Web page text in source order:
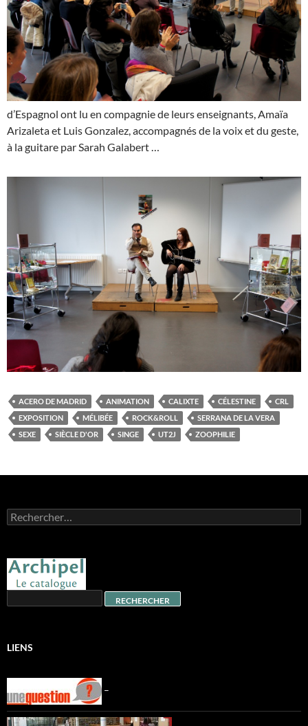
d’Espagnol ont lu en compagnie de leurs enseignants, Amaïa
Arizaleta et Luis Gonzalez, accompagnés de la voix et du geste,
à la guitare par Sarah Galabert …
ACERO DE MADRID ANIMATION CALIXTE CÉLESTINE
CRL
EXPOSITION
MÉLIBÉE ROCK&ROLL
SERRANA DE LA VERA
SEXE
SIÈCLE D'OR SINGE UT2J ZOOPHILIE
Rechercher :
LIENS
–